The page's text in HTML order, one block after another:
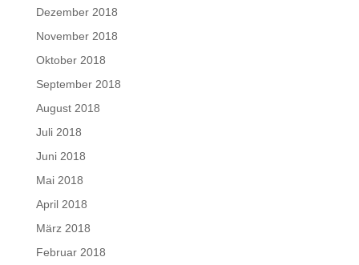
Dezember 2018
November 2018
Oktober 2018
September 2018
August 2018
Juli 2018
Juni 2018
Mai 2018
April 2018
März 2018
Februar 2018